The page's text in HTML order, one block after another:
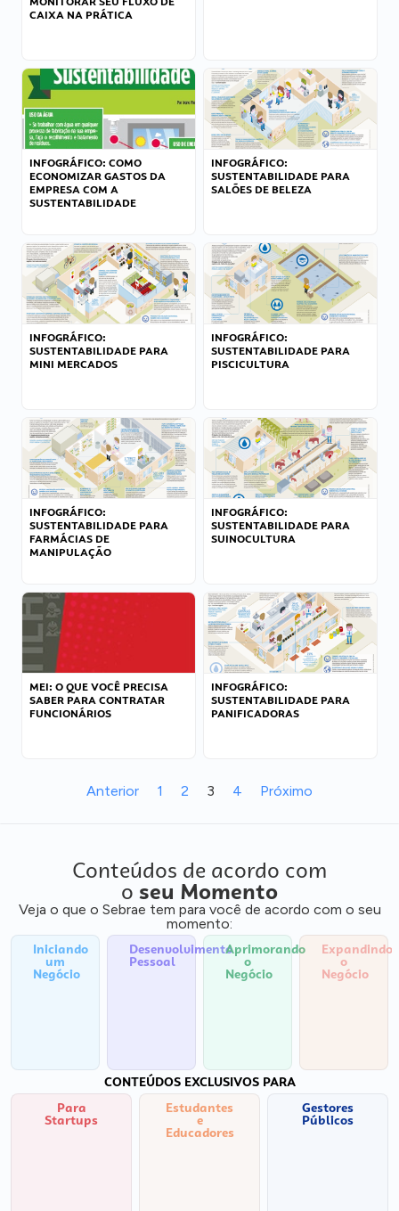
CAIXA NA PRÁTICA
INFOGRÁFICO: COMO
ECONOMIZAR GASTOS DA
EMPRESA COM A
SUSTENTABILIDADE
INFOGRÁFICO:
SUSTENTABILIDADE PARA
SALÕES DE BELEZA
INFOGRÁFICO:
SUSTENTABILIDADE PARA
MINI MERCADOS
INFOGRÁFICO:
SUSTENTABILIDADE PARA
PISCICULTURA
INFOGRÁFICO:
SUSTENTABILIDADE PARA
FARMÁCIAS DE
MANIPULAÇÃO
INFOGRÁFICO:
SUSTENTABILIDADE PARA
SUINOCULTURA
MEI: O QUE VOCÊ PRECISA
SABER PARA CONTRATAR
FUNCIONÁRIOS
INFOGRÁFICO:
SUSTENTABILIDADE PARA
PANIFICADORAS
Anterior 1 2 3 4 Próximo
Conteúdos de acordo com
o seu Momento
Veja o que o Sebrae tem para você de acordo com o seu
momento:
Iniciando
um
Negócio
Desenvolvimento
Pessoal
Aprimorando
o
Negócio
Expandindo
o
Negócio
CONTEÚDOS EXCLUSIVOS PARA
Para
Startups
Estudantes
e
Educadores
Gestores
Públicos